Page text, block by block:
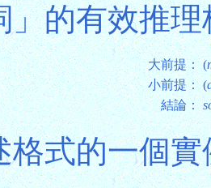
」的有效推
大前提： (
小前提： (
結論：
格式的一個實